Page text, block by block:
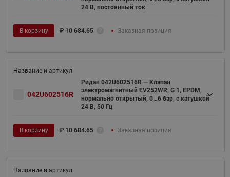
24 В, постоянный ток
В корзину ₽ 10 684.65 Заказная позиция
042U602516R
Ридан 042U602516R — Клапан
электромагнитный EV252WR, G 1, EPDM,
нормально открытый, 0…6 бар, с катушкой
24 В, 50 Гц
В корзину ₽ 10 684.65 Заказная позиция